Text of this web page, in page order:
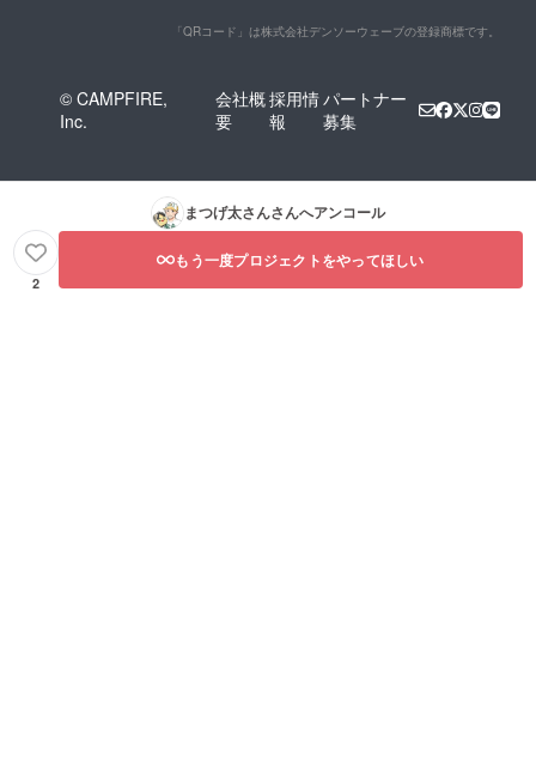
「QRコード」は株式会社デンソーウェーブの登録商標です。
© CAMPFIRE,
Inc.
会社概
要
採用情
報
パートナー
募集
まつげ太さんさんへアンコール
2
もう一度プロジェクトをやってほしい